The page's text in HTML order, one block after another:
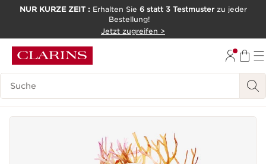
NUR KURZE ZEIT : Erhalten Sie 6 statt 3 Testmusterzu jeder
Bestellung!
Jetzt zugreifen >
Legende suchen